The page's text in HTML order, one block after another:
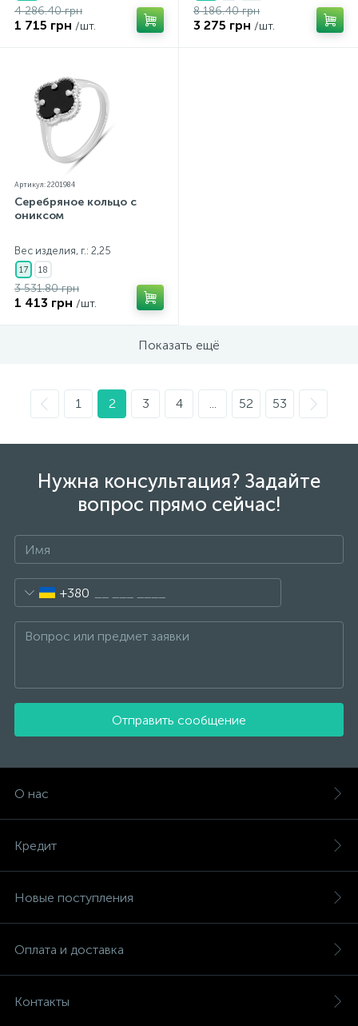
4 286.40 грн
1 715 грн /шт.
8 186.40 грн
3 275 грн /шт.
Артикул: 2201984
Серебряное кольцо с
ониксом
Вес изделия, г.: 2,25
17 18
3 531.80 грн
1 413 грн /шт.
Показать ещё
1 2 3 4 ... 52 53
Нужна консультация? Задайте
вопрос прямо сейчас!
+380
Отправить сообщение
О нас
Кредит
Новые поступления
Оплата и доставка
Контакты